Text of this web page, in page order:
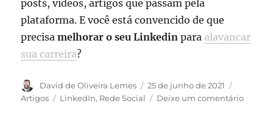
posts, vídeos, artigos que passam pela
plataforma. E você está convencido de que
precisamelhorar o seu Linkedin para alavancar
sua carreira?
Autor
David de Oliveira Lemes
Publicado
em
25 de junho de 2021
Artigos
Tags
LinkedIn, Rede Social Deixe um comentárioem